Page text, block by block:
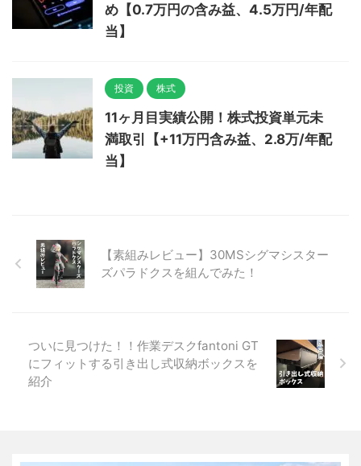
め【0.7万円の含み益、4.5万円/年配
当】
投資 株式
11ヶ月目実績公開！株式投資単元未
満取引【+11万円含み益、2.8万/年配
当】
【素組みレビュー】30MSシグマシスター
ズパラドクスを組んでみた！
ついに見つけた！！作業デスクfantoni GT
にフィットする引き出し式収納ボックスを
紹介